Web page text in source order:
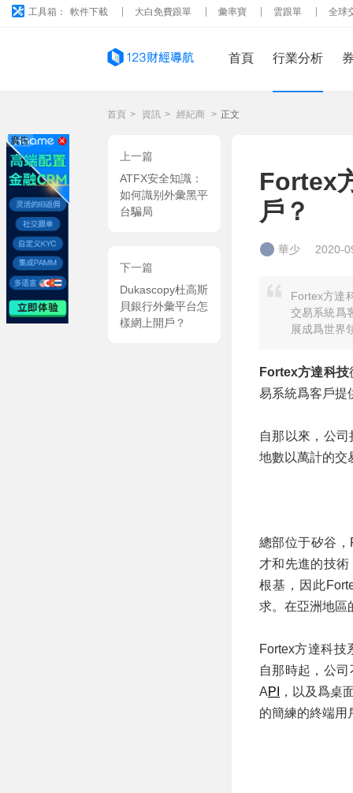
工具箱： 軟件下載 大白免費跟單 彙率寶 雲跟單 全球
首頁 行業分析
首頁 > 資訊 > 經紀商 > 正文
上一篇
ATFX安全知識：
如何識别外彙黑平
台騙局
下一篇
Dukascopy杜高斯
貝銀行外彙平台怎
樣網上開戶？
Fortex
戶？
華少 2020-
Fortex方達
交易系統爲
展成爲世界
Fortex方達科技
易系統爲客戶提
自那以來，公
地數以萬計的交
總部位于矽谷
才和先進的技
根基，因此
求。在亞洲地區
Fortex方達科技
自那時起，公
API
，以及爲桌
的簡練的終端用
廣告